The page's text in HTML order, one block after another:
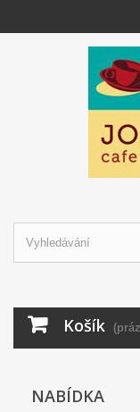
Košík
NABÍDKA